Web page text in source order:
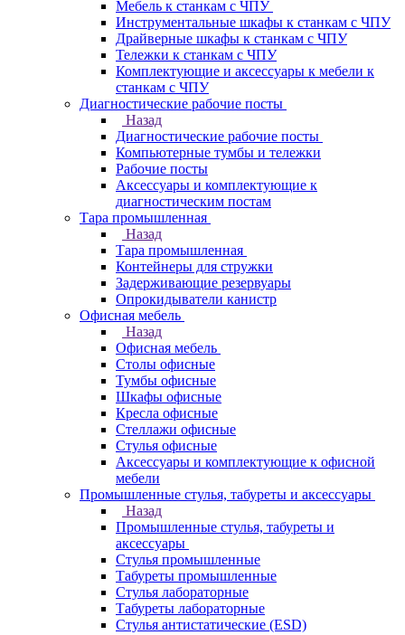
Мебель к станкам с ЧПУ
Инструментальные шкафы к станкам с ЧПУ
Драйверные шкафы к станкам с ЧПУ
Тележки к станкам с ЧПУ
Комплектующие и аксессуары к мебели к
станкам с ЧПУ
Диагностические рабочие посты
Назад
Диагностические рабочие посты
Компьютерные тумбы и тележки
Рабочие посты
Аксессуары и комплектующие к
диагностическим постам
Тара промышленная
Назад
Тара промышленная
Контейнеры для стружки
Задерживающие резервуары
Опрокидыватели канистр
Офисная мебель
Назад
Офисная мебель
Столы офисные
Тумбы офисные
Шкафы офисные
Кресла офисные
Стеллажи офисные
Стулья офисные
Аксессуары и комплектующие к офисной
мебели
Промышленные стулья, табуреты и аксессуары
Назад
Промышленные стулья, табуреты и
аксессуары
Стулья промышленные
Табуреты промышленные
Стулья лабораторные
Табуреты лабораторные
Стулья антистатические (ESD)